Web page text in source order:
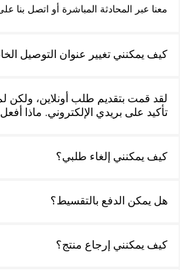
معنا عبر المحادثة المباشرة أو اتصل بنا على
كيف يمكنني تغيير عنوان التوصيل
لقد قمت بتقديم طلب أونلاين، ولكن
تأكيد على بريدي الإلكتروني. ماذا
كيف يمكنني إلغاء طلبي؟
هل يمكن الدفع بالتقسيط؟
كيف يمكنني إرجاع منتج؟